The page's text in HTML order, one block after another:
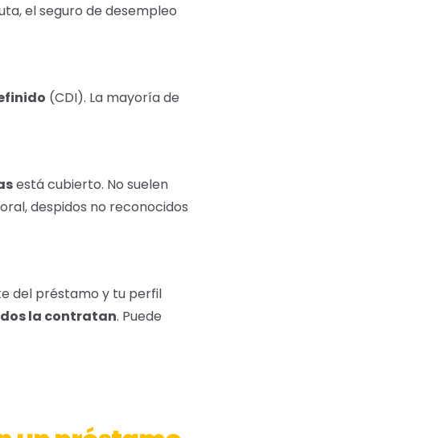
el seguro de desempleo
(CDI). La mayoría de
está cubierto. No suelen
despidos no reconocidos
del préstamo y tu perfil
la contratan. Puede